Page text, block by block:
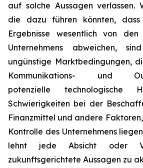
auf solche Aussagen verlassen.
die dazu führen könnten,
Ergebnisse wesentlich von
Unternehmens abweichen,
ungünstige Marktbedingungen,
Kommunikations- und
potenzielle technologische
Schwierigkeiten bei der
Finanzmittel und andere
Kontrolle des Unternehmens
lehnt jede Absicht oder
zukunftsgerichtete Aussagen zu